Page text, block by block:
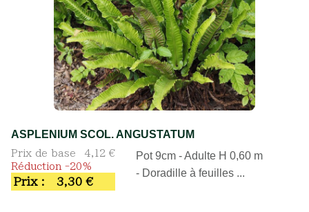
ASPLENIUM SCOL. ANGUSTATUM
Prix de base
4,12 €
Réduction -20%
Prix : 3,30 €
Pot 9cm - Adulte H 0,60 m
- Doradille à feuilles ...